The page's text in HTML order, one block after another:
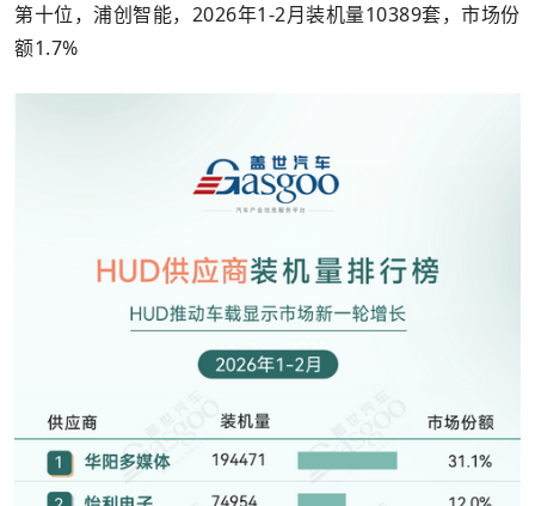
第十位，浦创智能，2026年1-2月装机量10389套，市场份
额1.7%